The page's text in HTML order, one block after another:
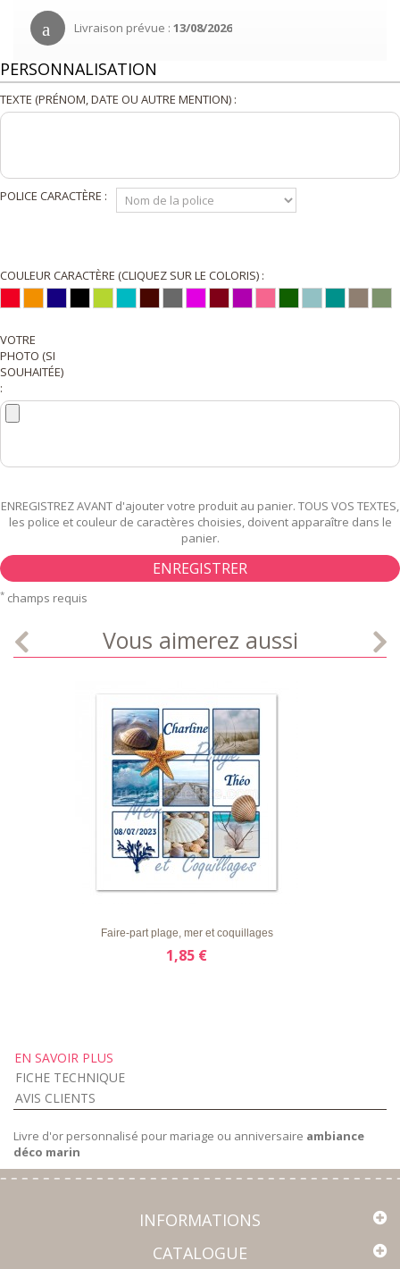
Livraison prévue : 13/08/2026
PERSONNALISATION
TEXTE (PRÉNOM, DATE OU AUTRE MENTION) :
POLICE CARACTÈRE :
COULEUR CARACTÈRE (CLIQUEZ SUR LE COLORIS) :
VOTRE
PHOTO (SI
SOUHAITÉE)
:
ENREGISTREZ AVANT d'ajouter votre produit au panier. TOUS VOS TEXTES,
les police et couleur de caractères choisies, doivent apparaître dans le
panier.
ENREGISTRER
* champs requis
Vous aimerez aussi
APERÇU RAPIDE
Faire-part plage, mer et coquillages
1,85 €
EN SAVOIR PLUS
FICHE TECHNIQUE
AVIS CLIENTS
Livre d'or personnalisé pour mariage ou anniversaire ambiance
déco marin
INFORMATIONS
CATALOGUE